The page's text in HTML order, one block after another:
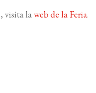
visita laweb de la Feria.